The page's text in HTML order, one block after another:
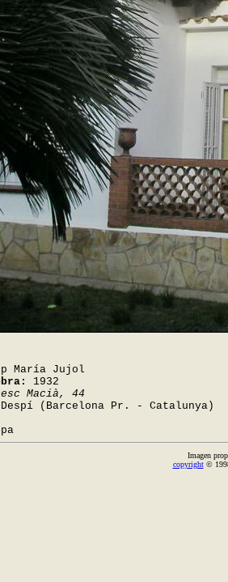
María Jujol
1932
Macià, 44
(Barcelona Pr. - Catalunya)
Imagen
copyright©